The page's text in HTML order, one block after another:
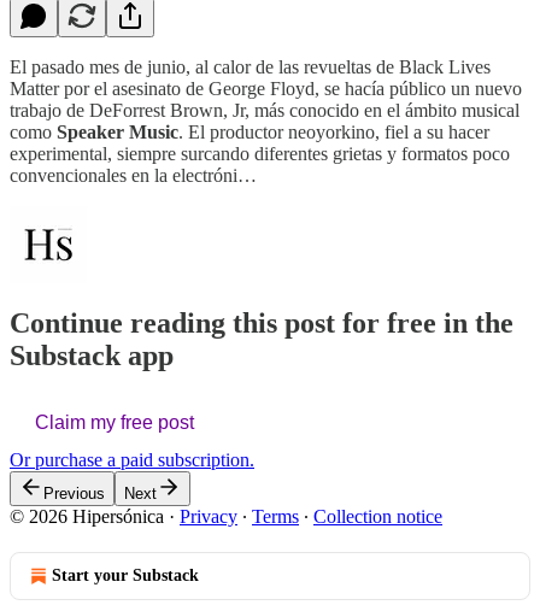
El pasado mes de junio, al calor de las revueltas de Black Lives
Matter por el asesinato de George Floyd, se hacía público un nuevo
trabajo de DeForrest Brown, Jr, más conocido en el ámbito musical
como Speaker Music. El productor neoyorkino, fiel a su hacer
experimental, siempre surcando diferentes grietas y formatos poco
convencionales en la electróni…
Continue reading this post for free in the
Substack app
Claim my free post
Or purchase a paid subscription.
Previous Next
© 2026 Hipersónica · Privacy ∙ Terms ∙ Collection notice
Start your Substack